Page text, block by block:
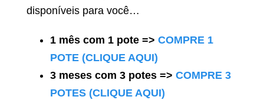
disponíveis para você…
1 mês com 1 pote => COMPRE 1
POTE (CLIQUE AQUI)
3 meses com 3 potes => COMPRE 3
POTES (CLIQUE AQUI)